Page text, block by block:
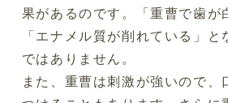
果があるのです。「重曹で歯が
「エナメル質が削れている」と
ではありません。
また、重曹は刺激が強いので、